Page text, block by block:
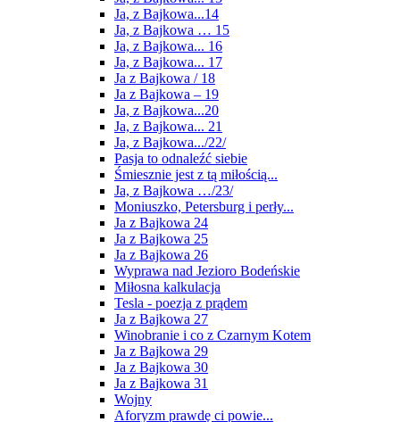
Ja, z Bajkowa...14
Ja, z Bajkowa … 15
Ja, z Bajkowa... 16
Ja, z Bajkowa... 17
Ja z Bajkowa / 18
Ja z Bajkowa – 19
Ja, z Bajkowa...20
Ja, z Bajkowa... 21
Ja, z Bajkowa.../22/
Pasja to odnaleźć siebie
Śmiesznie jest z tą miłością...
Ja, z Bajkowa …/23/
Moniuszko, Petersburg i perły...
Ja z Bajkowa 24
Ja z Bajkowa 25
Ja z Bajkowa 26
Wyprawa nad Jezioro Bodeńskie
Miłosna kalkulacja
Tesla - poezja z prądem
Ja z Bajkowa 27
Winobranie i co z Czarnym Kotem
Ja z Bajkowa 29
Ja z Bajkowa 30
Ja z Bajkowa 31
Wojny
Aforyzm prawdę ci powie...